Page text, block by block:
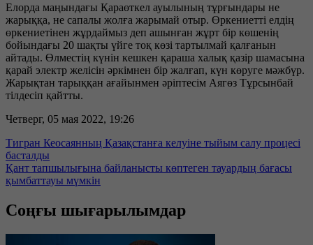
Елорда маңындағы Қараөткел ауылының тұрғындары не
жарыққа, не сапалы жолға жарымай отыр. Өркениетті елдің
өркениетінен жұрдаймыз деп ашынған жұрт бір көшенің
бойындағы 20 шақты үйге тоқ көзі тартылмай қалғанын
айтады. Өлместің күнін кешкен қараша халық қазір шамасына
қарай электр желісін әркімнен бір жалғап, күн көруге мәжбүр.
Жарықтан тарыққан ағайынмен әріптесім Аягөз Тұрсынбай
тілдесіп қайтты.
Четверг, 05 мая 2022, 19:26
Тигран Кеосаянның Қазақстанға келуіне тыйым салу процесі
басталды
Қант тапшылығына байланысты көптеген тауардың бағасы
қымбаттауы мүмкін
Соңғы шығарылымдар